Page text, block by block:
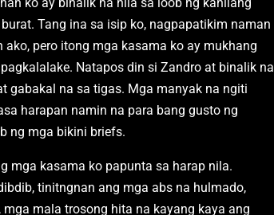
Tang ina sa isip ko, nagpapatikim naman
pero itong mga kasama ko ay mukhang
Natapos din si Zandro at binalik na
gabakal na sa tigas. Mga manyak na ngiti
harapan namin na para bang gusto ng
ng mga bikini briefs.
mga kasama ko papunta sa harap nila.
tinitngnan ang mga abs na hulmado,
mala trosong hita na kayang kaya ang